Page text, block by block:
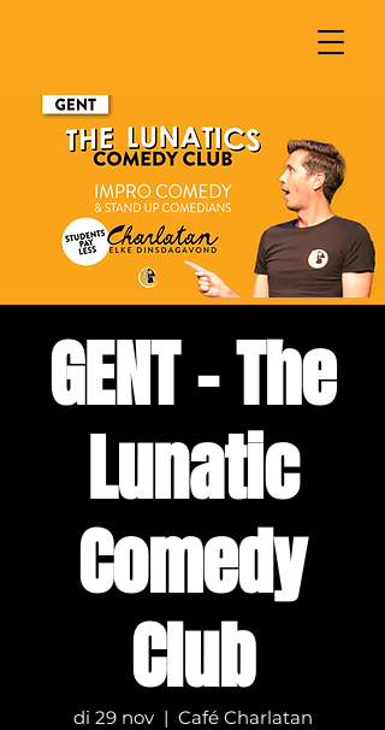
GENT - The
Lunatic
Comedy
Club
di 29 nov
  |
Café Charlatan